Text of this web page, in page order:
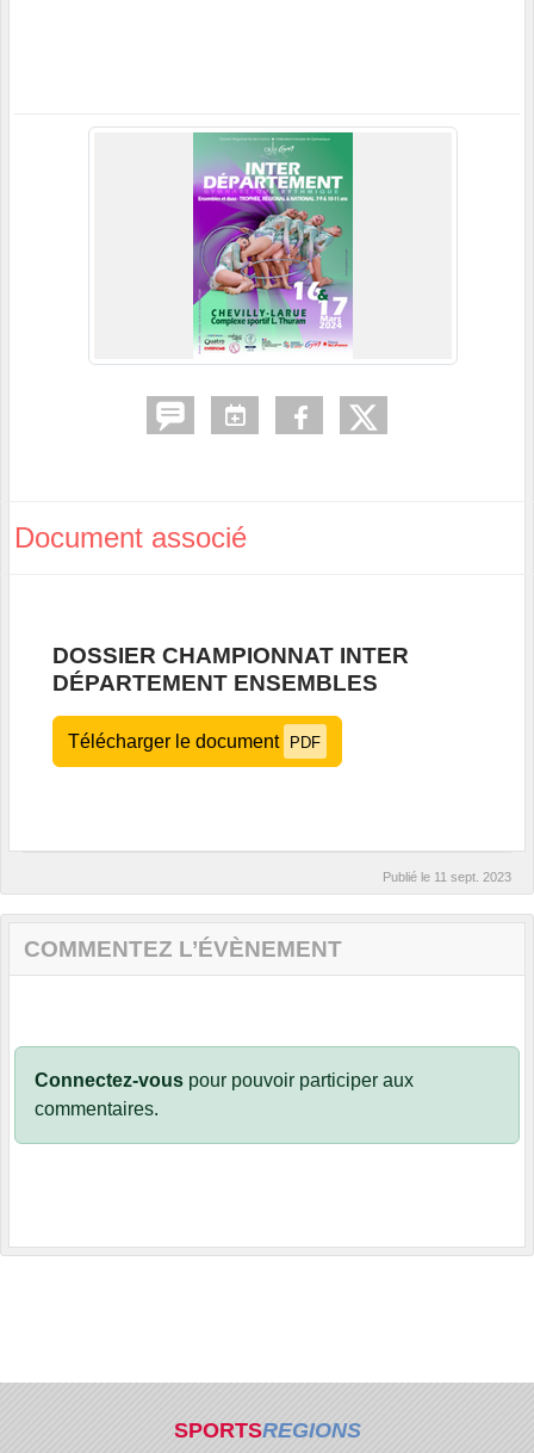
Document associé
DOSSIER CHAMPIONNAT INTER
DÉPARTEMENT ENSEMBLES
Télécharger le document PDF
Publié le 11 sept. 2023
COMMENTEZ L’ÉVÈNEMENT
Connectez-vous pour pouvoir participer aux
commentaires.
SPORTSREGIONS